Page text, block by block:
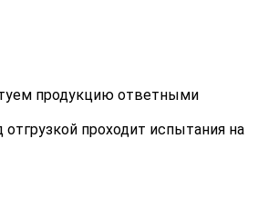
продукцию ответными
отгрузкой проходит испытания на